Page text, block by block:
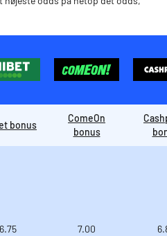
bonus
ComeOn
bonus
6.75 7.00